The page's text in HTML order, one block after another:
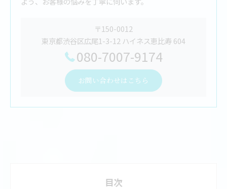
〒150-0012
東京都渋谷区広尾1-3-12 ハイネス恵比寿 604
080-7007-9174
お問い合わせはこちら
目次